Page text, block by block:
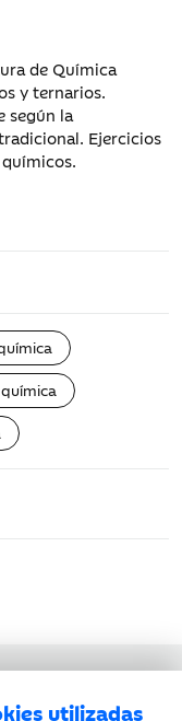
utilizadas
de Química
y ternarios.
según la
Ejercicios